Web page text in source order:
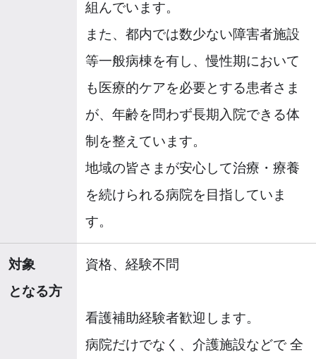
組んでいます。
また、都内では数少ない障害者施設
等一般病棟を有し、慢性期において
も医療的ケアを必要とする患者さま
が、年齢を問わず長期入院できる体
制を整えています。
地域の皆さまが安心して治療・療養
を続けられる病院を目指していま
す。
対象
となる方
資格、経験不問
看護補助経験者歓迎します。
病院だけでなく、介護施設などで 全